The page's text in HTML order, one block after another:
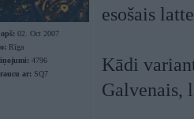
02. Oct 2007
Rīga
4796
ar: SQ7
esošais
Kādi
Galvenais,